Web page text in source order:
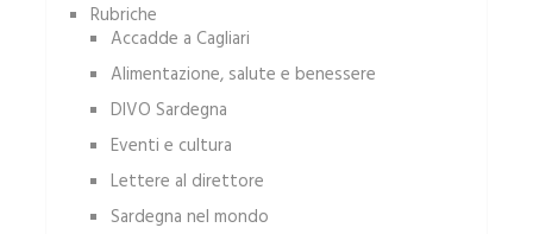
Rubriche
Accadde a Cagliari
Alimentazione, salute e benessere
DIVO Sardegna
Eventi e cultura
Lettere al direttore
Sardegna nel mondo